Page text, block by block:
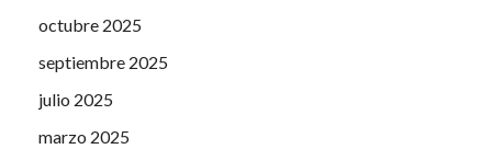
octubre 2025
septiembre 2025
julio 2025
marzo 2025